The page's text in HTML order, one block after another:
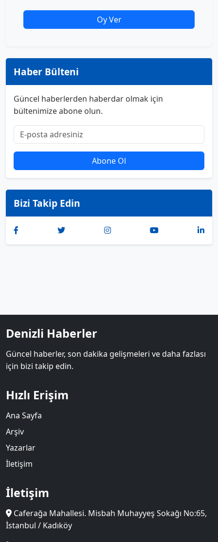
Oy Ver
Haber Bülteni
Güncel haberlerden haberdar olmak için
bültenimize abone olun.
Abone Ol
Bizi Takip Edin
Denizli Haberler
Güncel haberler, son dakika gelişmeleri ve daha fazlası
için bizi takip edin.
Hızlı Erişim
Ana Sayfa
Arşiv
Yazarlar
İletişim
İletişim
Caferağa Mahallesi. Misbah Muhayyeş Sokağı No:65,
İstanbul / Kadıköy